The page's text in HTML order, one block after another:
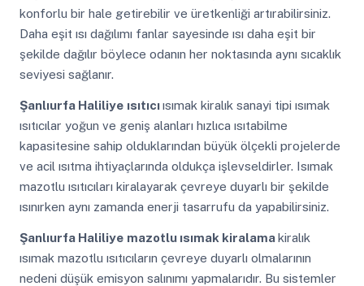
konforlu bir hale getirebilir ve üretkenliği artırabilirsiniz.
Daha eşit ısı dağılımı fanlar sayesinde ısı daha eşit bir
şekilde dağılır böylece odanın her noktasında aynı sıcaklık
seviyesi sağlanır.
Şanlıurfa Haliliye ısıtıcıısımak kiralık sanayi tipi ısımak
ısıtıcılar yoğun ve geniş alanları hızlıca ısıtabilme
kapasitesine sahip olduklarından büyük ölçekli projelerde
ve acil ısıtma ihtiyaçlarında oldukça işlevseldirler. Isımak
mazotlu ısıtıcıları kiralayarak çevreye duyarlı bir şekilde
ısınırken aynı zamanda enerji tasarrufu da yapabilirsiniz.
Şanlıurfa Haliliye mazotlu ısımak kiralamakiralık
ısımak mazotlu ısıtıcıların çevreye duyarlı olmalarının
nedeni düşük emisyon salınımı yapmalarıdır. Bu sistemler